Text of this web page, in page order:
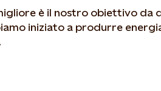
è il nostro obiettivo da
iniziato a produrre